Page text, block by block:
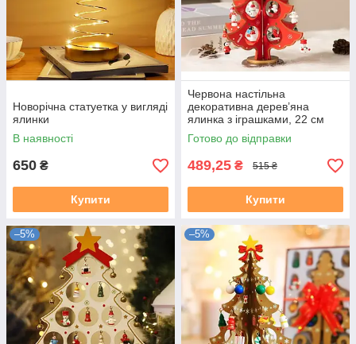
Новорічна статуетка у вигляді
ялинки
В наявності
650 ₴
Купити
Червона настільна
декоративна дерев’яна
ялинка з іграшками, 22 см
Готово до відправки
489,25 ₴ 515 ₴
Купити
–5% –5%